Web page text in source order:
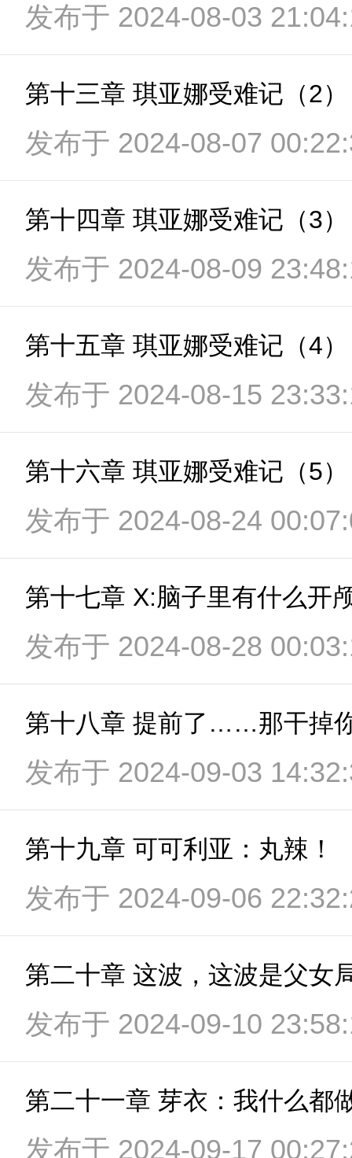
发布于 2024-08-03
第十三章 琪亚娜受难记（2）
发布于 2024-08-07
第十四章 琪亚娜受难记（3）
发布于 2024-08-09
第十五章 琪亚娜受难记（4）
发布于 2024-08-15
第十六章 琪亚娜受难记（5）
发布于 2024-08-24
第十七章 X:脑子里有什么开
发布于 2024-08-28
第十八章 提前了……那干掉
发布于 2024-09-03
第十九章 可可利亚：丸辣！
发布于 2024-09-06
第二十章 这波，这波是父女
发布于 2024-09-10
发布于 2024-09-17